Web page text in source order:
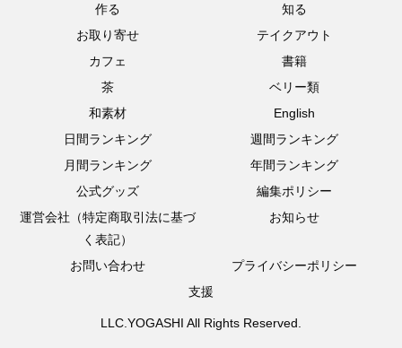
作る
知る
お取り寄せ
テイクアウト
カフェ
書籍
茶
ベリー類
和素材
English
日間ランキング
週間ランキング
月間ランキング
年間ランキング
公式グッズ
編集ポリシー
運営会社（特定商取引法に基づ
く表記）
お知らせ
お問い合わせ
プライバシーポリシー
支援
LLC.YOGASHI All Rights Reserved.